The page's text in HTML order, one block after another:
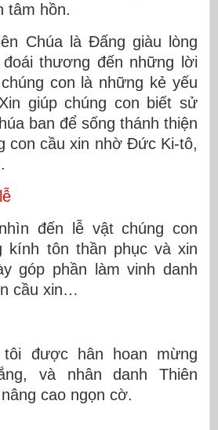
tâm hồn.
Chúa là Đấng giàu lòng
thương đến những lời
con là những kẻ yếu
giúp chúng con biết sử
ban để sống thánh thiện
con cầu xin nhờ Đức Ki-tô,
đến lễ vật chúng con
kính tôn thần phục và xin
góp phần làm vinh danh
cầu xin…
tôi được hân hoan mừng
và nhân danh Thiên
cao ngọn cờ.